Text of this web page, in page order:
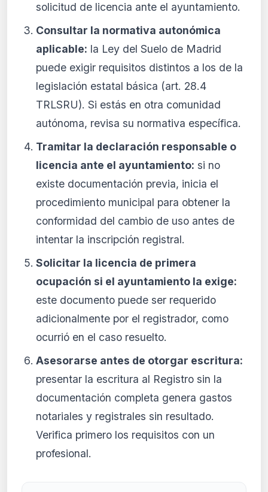
solicitud de licencia ante el ayuntamiento.
Consultar la normativa autonómica
aplicable: la Ley del Suelo de Madrid
puede exigir requisitos distintos a los de la
legislación estatal básica (art. 28.4
TRLSRU). Si estás en otra comunidad
autónoma, revisa su normativa específica.
Tramitar la declaración responsable o
licencia ante el ayuntamiento: si no
existe documentación previa, inicia el
procedimiento municipal para obtener la
conformidad del cambio de uso antes de
intentar la inscripción registral.
Solicitar la licencia de primera
ocupación si el ayuntamiento la exige:
este documento puede ser requerido
adicionalmente por el registrador, como
ocurrió en el caso resuelto.
Asesorarse antes de otorgar escritura:
presentar la escritura al Registro sin la
documentación completa genera gastos
notariales y registrales sin resultado.
Verifica primero los requisitos con un
profesional.